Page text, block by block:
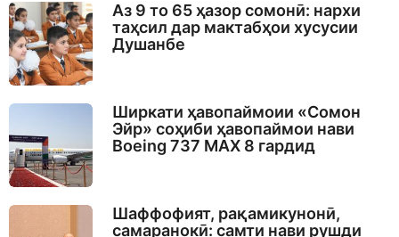
Аз 9 то 65 ҳазор сомонӣ: нархи
таҳсил дар мактабҳои хусусии
Душанбе
Ширкати ҳавопаймоии «Сомон
Эйр» соҳиби ҳавопаймои нави
Boeing 737 MAX 8 гардид
Шаффофият, рақамикунонӣ,
самаранокӣ: самти нави рушди